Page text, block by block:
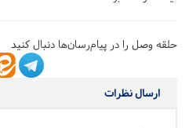
حلقه وصل را در پیام‌رسان‌ها دنبال کنید
ارسال نظرات